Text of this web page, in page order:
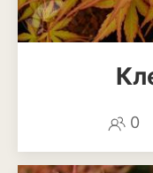
Клубника
Клюква
0